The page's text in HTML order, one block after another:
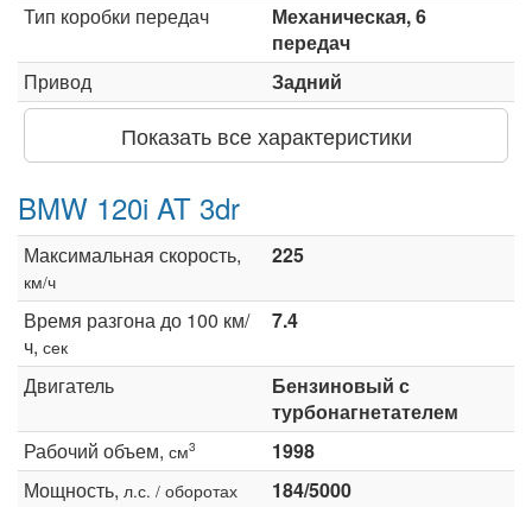
Тип коробки передач
Механическая, 6
передач
Привод
Задний
Показать все характеристики
BMW 120i AT 3dr
Максимальная скорость,
км/ч
225
Время разгона до 100 км/
ч, сек
7.4
Двигатель
Бензиновый с
турбонагнетателем
Рабочий объем, см3
1998
Мощность, л.с. / оборотах
184/5000